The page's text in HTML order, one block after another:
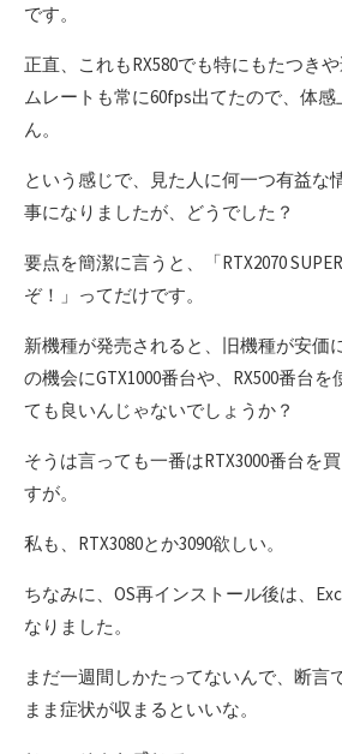
です。
正直、これもRX580でも特にもたつき
ムレートも常に60fps出てたので、体
ん。
という感じで、見た人に何一つ有益な
事になりましたが、どうでした？
要点を簡潔に言うと、「RTX2070
ぞ！」ってだけです。
新機種が発売されると、旧機種が安価
の機会にGTX1000番台や、RX500番台
ても良いんじゃないでしょうか？
そうは言っても一番はRTX3000番台を
すが。
私も、RTX3080とか3090欲しい。
ちなみに、OS再インストール後は、
なりました。
まだ一週間しかたってないんで、断言
まま症状が収まるといいな。